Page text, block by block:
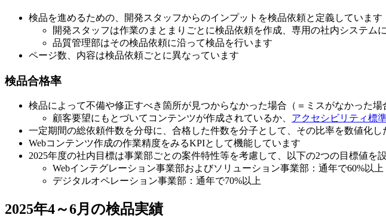
検品を進めるための、開発スタッフからのインプットを検品依頼と定義しています
開発スタッフは作業のまとまりごとに検品依頼を作成、専用の社内システム
品質管理部はその検品依頼に沿って検品を行います
ページ数、内容は検品依頼ごとに異なっています
検品合格率
検品によって不備や修正すべき箇所が見つからなかった場合（＝ミスがなかった
顧客要望にもとづいてコンテンツが作成されているか、 アクセシビリティ標
一定期間の総依頼件数を分母に、合格した件数を分子として、その比率を数値化
Webコンテンツ作成の作業精度をみるKPIとして機能しています
2025年度の社内目標は事業部ごとの案件特性等を考慮して、以下の2つの目標値を
Webインテグレーション事業部およびソリューション事業部：通年で60%以上
デジタルオペレーション事業部：通年で70%以上
2025年4～6月の検品実績